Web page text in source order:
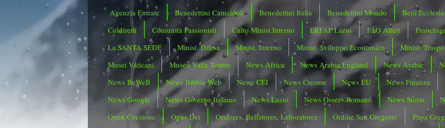
Agenzia Entrate Benedettini Camaldoli Benedettini Italia Benedettini Mondo
Beni
Coldiretti
Comunità Passionisti Culto Minist.Interno ERFAP Lazio FAO Allert
La SANTA SEDE
Minist. Difesa Minist. Interno Minist. Sviluppo Economico
Minist.
Musei Vaticani
Museo Valle Tevere News Africa News Arabia England News Arabic
News BeWeB
News Bibbia Web News CEI News Cresme News EU
News Finanza
News Google
News Governo Italiano News Lazio News Osserv.Romano News Storia
Open Coesione
Opus Dei Oratores, Bellatores, Laboratores Ordine San Gregorio
Papa